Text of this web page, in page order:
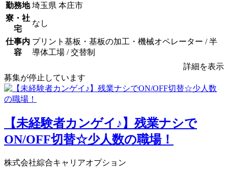
勤務地 埼玉県 本庄市
寮・社
宅
なし
仕事内
容
プリント基板・基板の加工・機械オペレーター / 半
導体工場 / 交替制
詳細を表示
募集が停止しています
【未経験者カンゲイ♪】残業ナシで
ON/OFF切替☆少人数の職場！
株式会社綜合キャリアオプション